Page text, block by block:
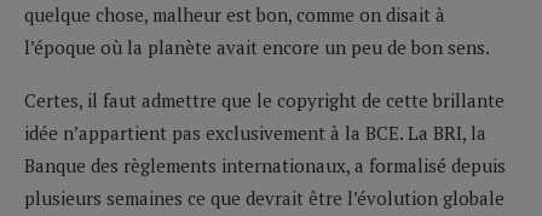
quelque chose, malheur est bon, comme on disait à
l’époque où la planète avait encore un peu de bon sens.
Certes, il faut admettre que le copyright de cette brillante
idée n’appartient pas exclusivement à la BCE. La BRI, la
Banque des règlements internationaux, a formalisé depuis
plusieurs semaines ce que devrait être l’évolution globale